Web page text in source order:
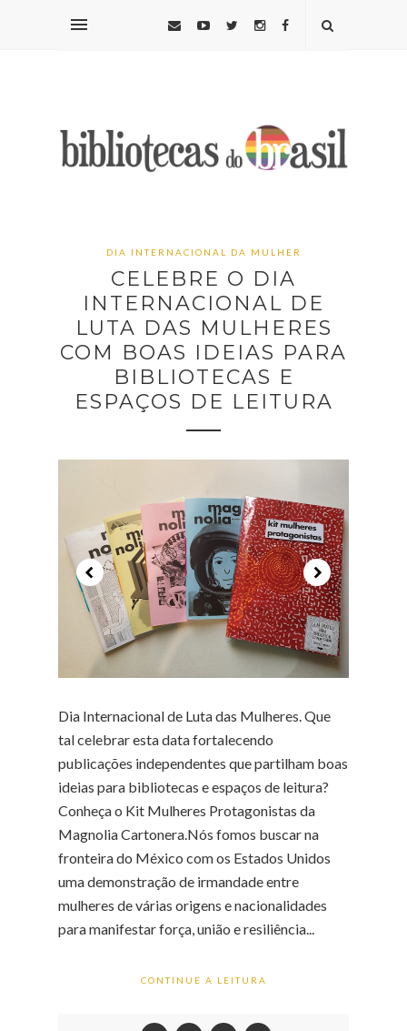
DIA INTERNACIONAL DA MULHER
CELEBRE O DIA
INTERNACIONAL DE
LUTA DAS MULHERES
COM BOAS IDEIAS PARA
BIBLIOTECAS E
ESPAÇOS DE LEITURA
Dia Internacional de Luta das Mulheres. Que
tal celebrar esta data fortalecendo
publicações independentes que partilham boas
ideias para bibliotecas e espaços de leitura?
Conheça o Kit Mulheres Protagonistas da
Magnolia Cartonera.Nós fomos buscar na
fronteira do México com os Estados Unidos
uma demonstração de irmandade entre
mulheres de várias origens e nacionalidades
para manifestar força, união e resiliência...
CONTINUE A LEITURA